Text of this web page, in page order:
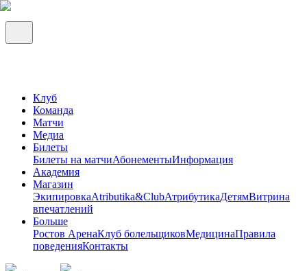
Клуб
Команда
Матчи
Медиа
Билеты
Билеты на матчиАбонементыИнформация
Академия
Магазин
ЭкипировкаAtributika&ClubАтрибутикаДетямВитрина
впечатлений
Больше
Ростов АренаКлуб болельщиковМедицинаПравила
поведенияКонтакты